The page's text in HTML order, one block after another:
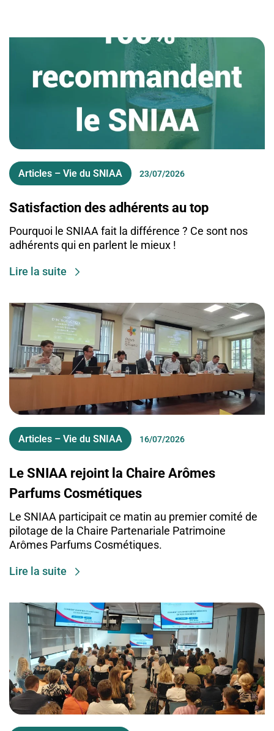
Articles – Vie du SNIAA 23/07/2026
Satisfaction des adhérents au top
Pourquoi le SNIAA fait la différence ? Ce sont nos
adhérents qui en parlent le mieux !
Lire la suite
Articles – Vie du SNIAA 16/07/2026
Le SNIAA rejoint la Chaire Arômes
Parfums Cosmétiques
Le SNIAA participait ce matin au premier comité de
pilotage de la Chaire Partenariale Patrimoine
Arômes Parfums Cosmétiques.
Lire la suite